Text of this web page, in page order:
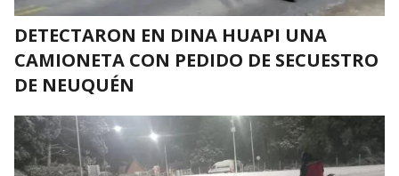
DETECTARON EN DINA HUAPI UNA
CAMIONETA CON PEDIDO DE SECUESTRO
DE NEUQUÉN